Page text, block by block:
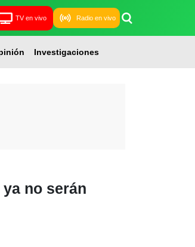
TV en vivo Radio en vivo
Investigaciones
no serán